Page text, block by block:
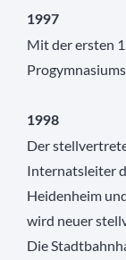
1997
Mit der ersten
1998
Der
Internatsleiter
Heidenheim
wird neuer
Die